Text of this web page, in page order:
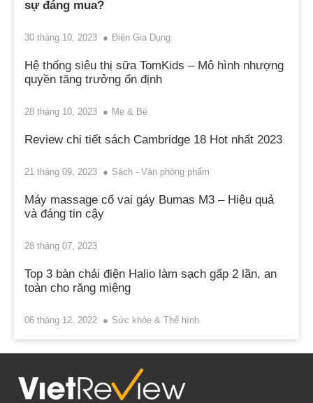
sự đáng mua?
30 tháng 10, 2023 Điện Gia Dụng
Hệ thống siêu thị sữa TomKids – Mô hình nhượng
quyền tăng trưởng ổn định
28 tháng 10, 2023 Mẹ & Bé
Review chi tiết sách Cambridge 18 Hot nhất 2023
21 tháng 09, 2023 Sách - Văn phòng phẩm
Máy massage cổ vai gáy Bumas M3 – Hiệu quả
và đáng tin cậy
28 tháng 07, 2023
Top 3 bàn chải điện Halio làm sạch gấp 2 lần, an
toàn cho răng miệng
06 tháng 12, 2022 Sức khỏe & Thể hình